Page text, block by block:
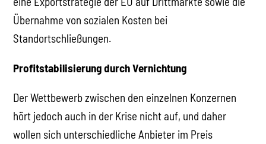
Übernahme von sozialen Kosten bei
Standortschließungen.
Profitstabilisierung durch Vernichtung
Der Wettbewerb zwischen den einzelnen Konzernen
hört jedoch auch in der Krise nicht auf, und daher
wollen sich unterschiedliche Anbieter im Preis